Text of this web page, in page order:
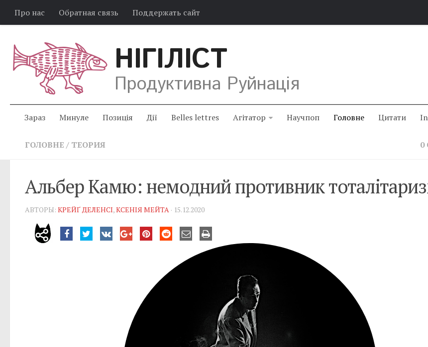
Про нас Обратная связь Поддержать сайт
НІГІЛІСТ
Продуктивна Руйнація
Зараз Минуле Позиція Дії Belles lettres Агітатор Научпоп Головне Цитати
ГОЛОВНЕ / ТЕОРИЯ 0
Альбер Камю: немодний противник
АВТОРЫ: КРЕЙҐ ДЕЛЕНСІ,КСЕНІЯ МЕЙТА · 15.12.2020